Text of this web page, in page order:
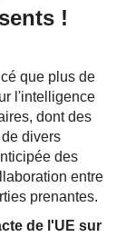
!
que plus de
l'intelligence
dont des
divers
des
entre
prenantes.
de l'UE sur